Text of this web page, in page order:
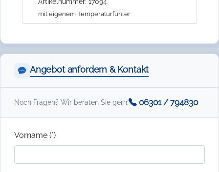
mit eigenem Temperaturfühler
Angebot anfordern & Kontakt
Noch Fragen? Wir beraten Sie gern: 06301 / 794830
Vorname (*)